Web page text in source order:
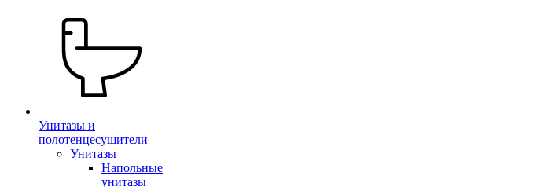
Унитазы и
полотенцесушители
Унитазы
Напольные
унитазы